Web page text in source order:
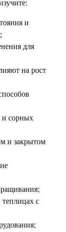
и
для
на рост
и сорных
и закрытом
с